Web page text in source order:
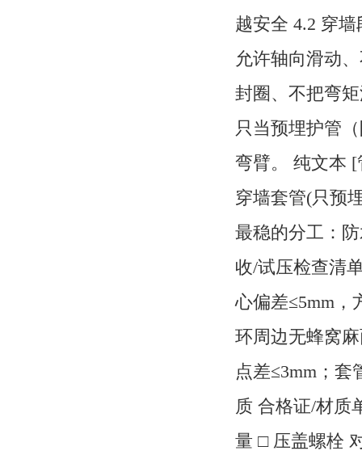
越安全 4.2 穿
允许轴向滑动
封圈、不把弯
只当预埋护管
弯臂。 纯文本
穿墙套管(只预
最稳的分工：
收/试压检查清
心偏差≤5mm，
环周边无蜂窝
点差≤3mm；套
质 合格证/材质
量 □ 压盖螺栓